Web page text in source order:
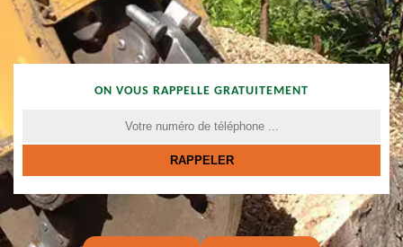
ON VOUS RAPPELLE GRATUITEMENT